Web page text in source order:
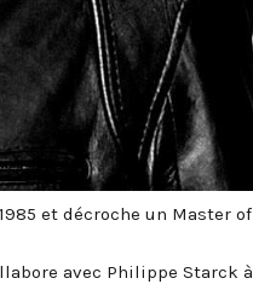
et décroche un Master of
avec Philippe Starck à